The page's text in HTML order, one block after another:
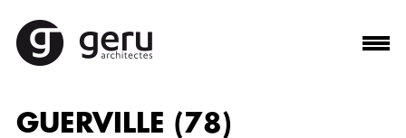
GUERVILLE (78)